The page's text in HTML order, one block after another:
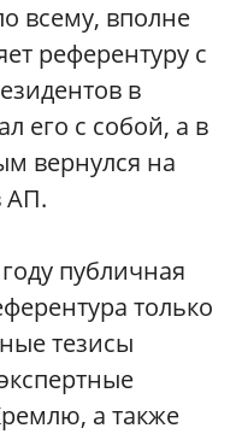
всему, вполне
референтуру с
в
его с собой, а в
вернулся на
АП.
публичная
только
тезисы
а также